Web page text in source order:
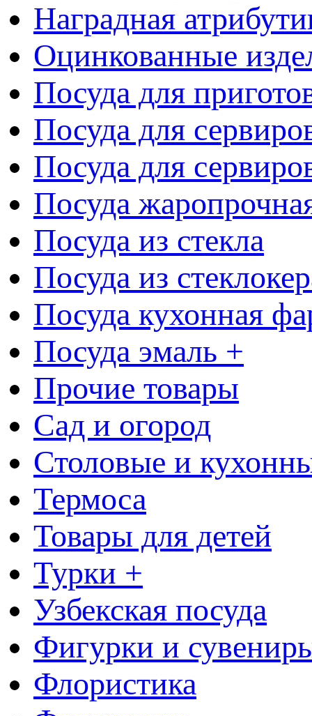
Наградная
Оцинкованные
Посуда для
Посуда для
Посуда для
Посуда
Посуда из стекла
Посуда из
Посуда кухонная
Посуда эмаль +
Прочие товары
Сад и огород
Столовые и
Термоса
Товары для детей
Турки +
Узбекская посуда
Фигурки и
Флористика